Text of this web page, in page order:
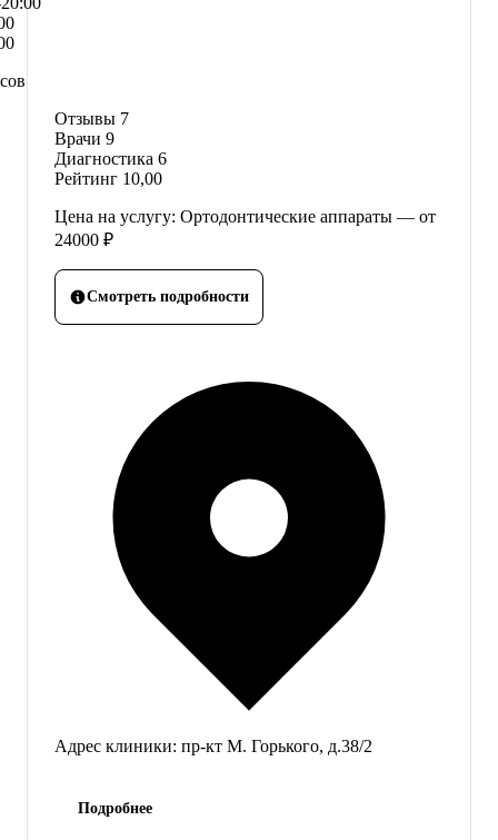
Отзывы 7
Врачи 9
Диагностика 6
Рейтинг 10,00
Цена на услугу: Ортодонтические аппараты — от
24000 ₽
Смотреть подробности
Адрес клиники: пр-кт М. Горького, д.38/2
Подробнее